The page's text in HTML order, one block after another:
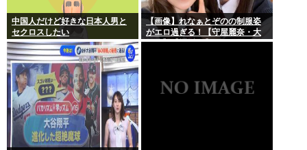
中国人だけど好きな日本人男と
セクロスしたい
【画像】れなぁとぞのの制服姿
がエロ過ぎる！【守屋麗奈・大
園玲】【櫻坂46】